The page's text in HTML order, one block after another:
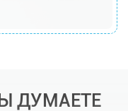
ДУМАЕТЕ